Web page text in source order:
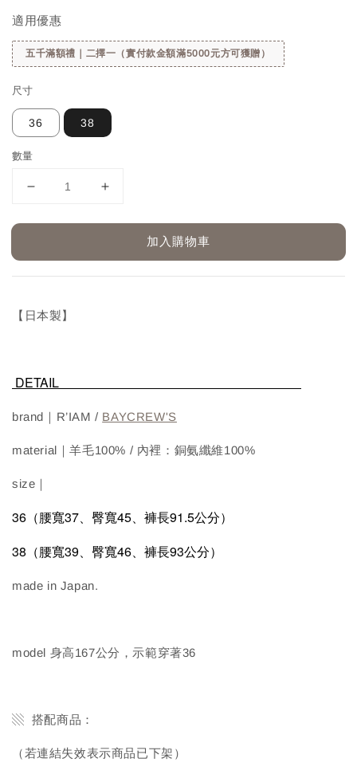
適用優惠
五千滿額禮｜二擇一（實付款金額滿5000元方可獲贈）
尺寸
36 38
數量
加入購物車
【日本製】
DETAIL
brand｜R’IAM / BAYCREW'S
material｜羊毛100% / 內裡：銅氨纖維100%
size｜
36（腰寬37、臀寬45、褲長91.5公分）
38（腰寬39、臀寬46、褲長93公分）
made in Japan.
model 身高167公分，示範穿著36
▧ 搭配商品：
（若連結失效表示商品已下架）